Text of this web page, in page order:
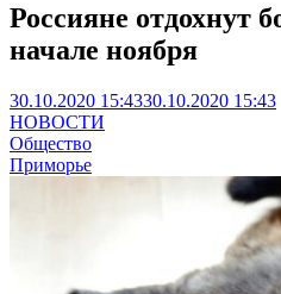
Россияне отдохнут
начале ноября
30.10.2020 15:4330.10.2020 15:43
НОВОСТИ
Общество
Приморье